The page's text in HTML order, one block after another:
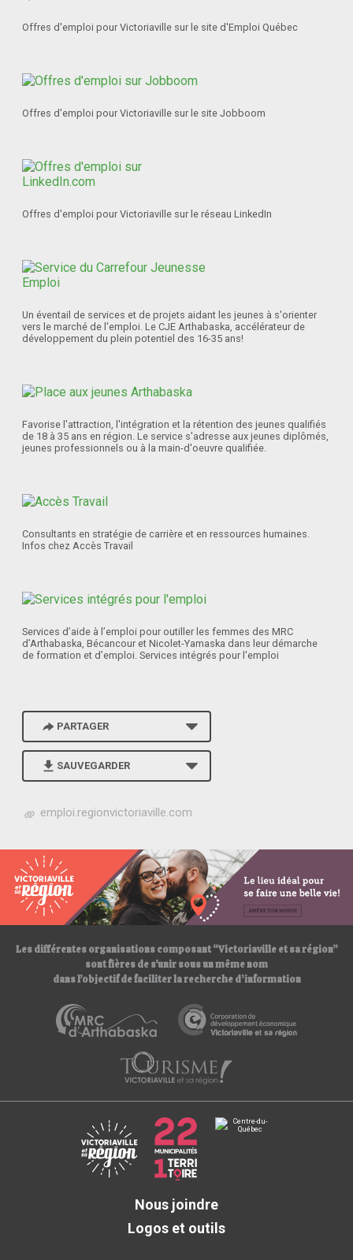
Offres d'emploi pour Victoriaville sur le site d'Emploi Québec
Offres d'emploi pour Victoriaville sur le site Jobboom
Offres d'emploi pour Victoriaville sur le réseau LinkedIn
Un éventail de services et de projets aidant les jeunes à s'orienter
vers le marché de l'emploi. Le CJE Arthabaska, accélérateur de
développement du plein potentiel des 16-35 ans!
Favorise l'attraction, l'intégration et la rétention des jeunes qualifiés
de 18 à 35 ans en région. Le service s'adresse aux jeunes diplômés,
jeunes professionnels ou à la main-d'oeuvre qualifiée.
Consultants en stratégie de carrière et en ressources humaines.
Infos chez Accès Travail
Services d’aide à l’emploi pour outiller les femmes des MRC
d’Arthabaska, Bécancour et Nicolet-Yamaska dans leur démarche
de formation et d’emploi. Services intégrés pour l'emploi
PARTAGER
SAUVEGARDER
h
p
s
:
/
/
emploi.regionvictoriaville.com
Les différentes organisations composant “Victoriaville et sa région”
sont fières de s’unir sous un même nom
dans l’objectif de faciliter la recherche d’information
Nous joindre
Logos et outils